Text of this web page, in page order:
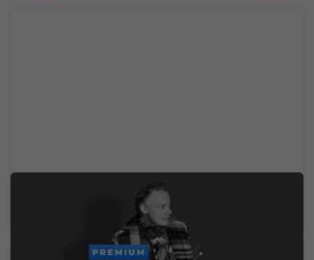
Zomrel svetoznámy hudobný velikán. Stál za
legendárnymi hitmi Madonny, U2 či Brintey
PREMIUM